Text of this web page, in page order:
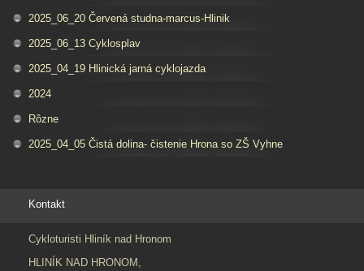
2025_06_20 Červená studna-marcus-Hlinik
2025_06_13 Cyklosplav
2025_04_19 Hlinická jarná cyklojazda
2024
Rôzne
2025_04_05 Čistá dolina- čistenie Hrona so ZŠ Vyhne
Kontakt
Cykloturisti Hliník nad Hronom
HLINÍK NAD HRONOM,